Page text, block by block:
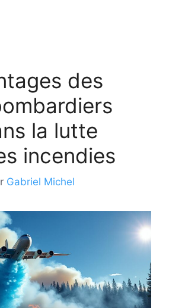
des
la lutte
incendies
Gabriel Michel